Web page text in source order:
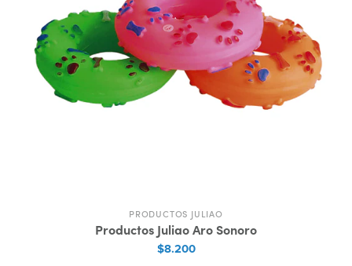
PRODUCTOS JULIAO
Productos Juliao Aro Sonoro
$8.200